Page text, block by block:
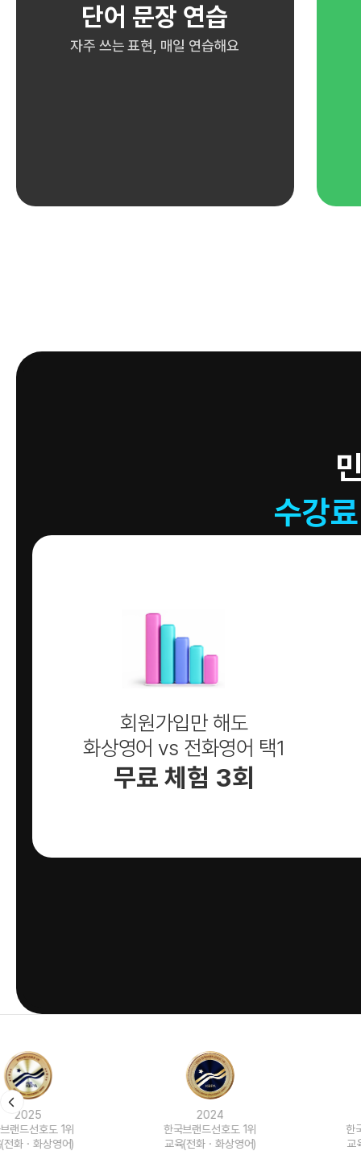
단어 문장 연습
자주 쓰는 표현, 매일 연습해요
수강
회원가입만 해도
화상영어 vs 전화영어 택1
무료 체험 3회
한국브랜드선호도 1위
교육(전화ㆍ화상영어)
한국브랜드선호도 1위
교육(전화ㆍ화상영어)